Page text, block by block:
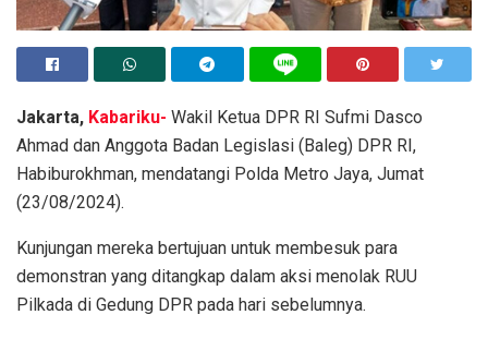
Jakarta, Kabariku- Wakil Ketua DPR RI Sufmi Dasco
Ahmad dan Anggota Badan Legislasi (Baleg) DPR RI,
Habiburokhman, mendatangi Polda Metro Jaya, Jumat
(23/08/2024).
Kunjungan mereka bertujuan untuk membesuk para
demonstran yang ditangkap dalam aksi menolak RUU
Pilkada di Gedung DPR pada hari sebelumnya.